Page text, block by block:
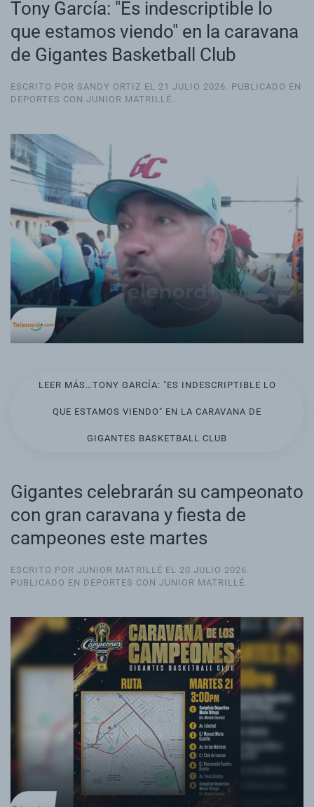
Tony García: "Es indescriptible lo
que estamos viendo" en la caravana
de Gigantes Basketball Club
ESCRITO POR SANDY ORTIZ EL 21 JULIO 2026. PUBLICADO EN
DEPORTES CON JUNIOR MATRILLÉ.
LEER MÁS…TONY GARCÍA: "ES INDESCRIPTIBLE LO
QUE ESTAMOS VIENDO" EN LA CARAVANA DE
GIGANTES BASKETBALL CLUB
Gigantes celebrarán su campeonato
con gran caravana y fiesta de
campeones este martes
ESCRITO POR JUNIOR MATRILLÉ EL 20 JULIO 2026.
PUBLICADO EN DEPORTES CON JUNIOR MATRILLÉ.